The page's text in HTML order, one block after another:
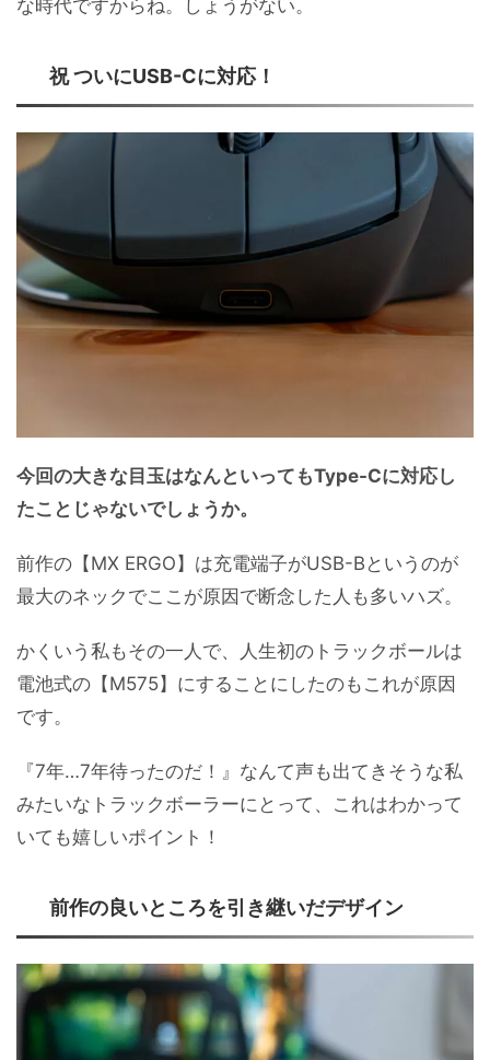
な時代ですからね。しょうがない。
祝 ついにUSB-Cに対応！
今回の大きな目玉はなんといってもType-Cに対応し
たことじゃないでしょうか。
前作の【MX ERGO】は充電端子がUSB-Bというのが
最大のネックでここが原因で断念した人も多いハズ。
かくいう私もその一人で、人生初のトラックボールは
電池式の【M575】にすることにしたのもこれが原因
です。
『7年…7年待ったのだ！』なんて声も出てきそうな私
みたいなトラックボーラーにとって、これはわかって
いても嬉しいポイント！
前作の良いところを引き継いだデザイン